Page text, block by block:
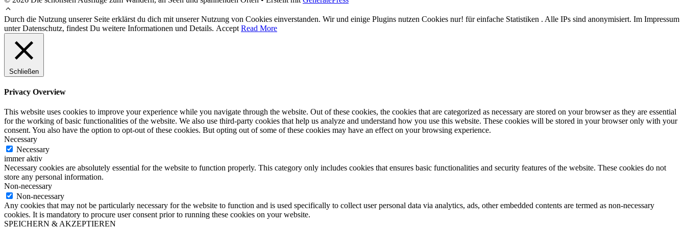
Durch die Nutzung unserer Seite erklärst du dich mit unserer Nutzung von Cookies einverstanden. Wir und einige Plugins nutzen Cookies nur! für einfache Statistiken . Alle IPs sind anonymisiert. Im Impressum
unter Datenschutz, findest Du weitere Informationen und Details. Accept Read More
Schließen
Privacy Overview
This website uses cookies to improve your experience while you navigate through the website. Out of these cookies, the cookies that are categorized as necessary are stored on your browser as they are essential
for the working of basic functionalities of the website. We also use third-party cookies that help us analyze and understand how you use this website. These cookies will be stored in your browser only with your
consent. You also have the option to opt-out of these cookies. But opting out of some of these cookies may have an effect on your browsing experience.
Necessary
Necessary
immer aktiv
Necessary cookies are absolutely essential for the website to function properly. This category only includes cookies that ensures basic functionalities and security features of the website. These cookies do not
store any personal information.
Non-necessary
Non-necessary
Any cookies that may not be particularly necessary for the website to function and is used specifically to collect user personal data via analytics, ads, other embedded contents are termed as non-necessary
cookies. It is mandatory to procure user consent prior to running these cookies on your website.
SPEICHERN & AKZEPTIEREN